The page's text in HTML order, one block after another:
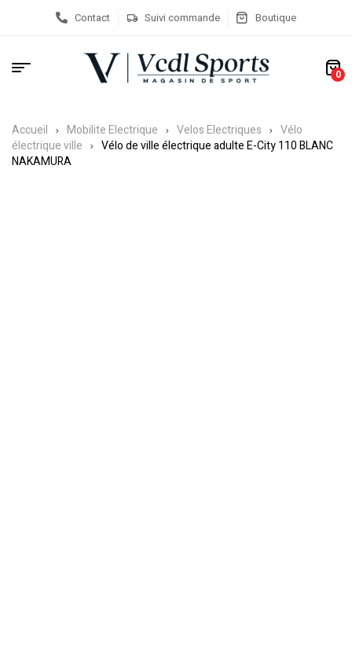
Contact Suivi commande Boutique
0
Accueil Mobilite Electrique Velos Electriques
Vélo
électrique ville
Vélo de ville électrique adulte E-City 110 BLANC
NAKAMURA